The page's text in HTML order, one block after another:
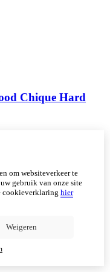
Chique Hard
om websiteverkeer te
gebruik van onze site
cookieverklaring hier
Weigeren